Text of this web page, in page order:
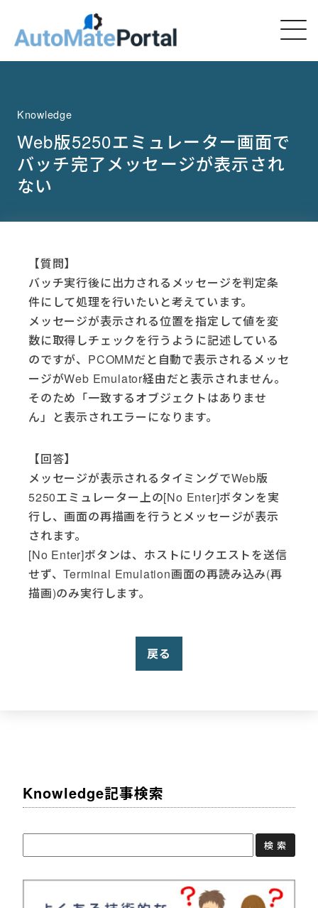
Knowledge
Web版5250エミュレーター画面で
バッチ完了メッセージが表示され
ない
【質問】
バッチ実行後に出力されるメッセージを判定条
件にして処理を行いたいと考えています。
メッセージが表示される位置を指定して値を変
数に取得しチェックを行うように記述している
のですが、PCOMMだと自動で表示されるメッセ
ージがWeb Emulator経由だと表示されません。
そのため「一致するオブジェクトはありませ
ん」と表示されエラーになります。
【回答】
メッセージが表示されるタイミングでWeb版
5250エミュレーター上の[No Enter]ボタンを実
行し、画面の再描画を行うとメッセージが表示
されます。
[No Enter]ボタンは、ホストにリクエストを送信
せず、Terminal Emulation画面の再読み込み(再
描画)のみ実行します。
戻る
Knowledge記事検索